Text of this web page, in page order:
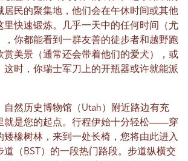
居民的聚集地，他们会在午休时间或其他
里快速锻炼。几乎一天中的任何时间（尤
，你都能看到一群友善的徒步者和越野跑
赏美景（通常还会带着他们的爱犬），或
这时，你瑞士军刀上的开瓶器或许就能派
自然历史博物馆（Utah）附近路边有充
就是您的起点。行程伊始十分轻松——穿
矮橡树林，来到一处长椅，您将由此进入
道（BST）的一段热门路段。步道纵横交